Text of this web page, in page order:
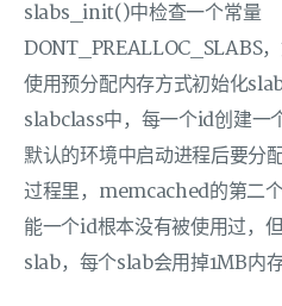
slabs_init()中检查一个常量
DONT_PREALLOC_SLABS
使用预分配内存方式初始化
slabclass中，每一个id创建一
默认的环境中启动进程后要分
过程里，memcached的第二
能一个id根本没有被使用过，
slab，每个slab会用掉1MB内